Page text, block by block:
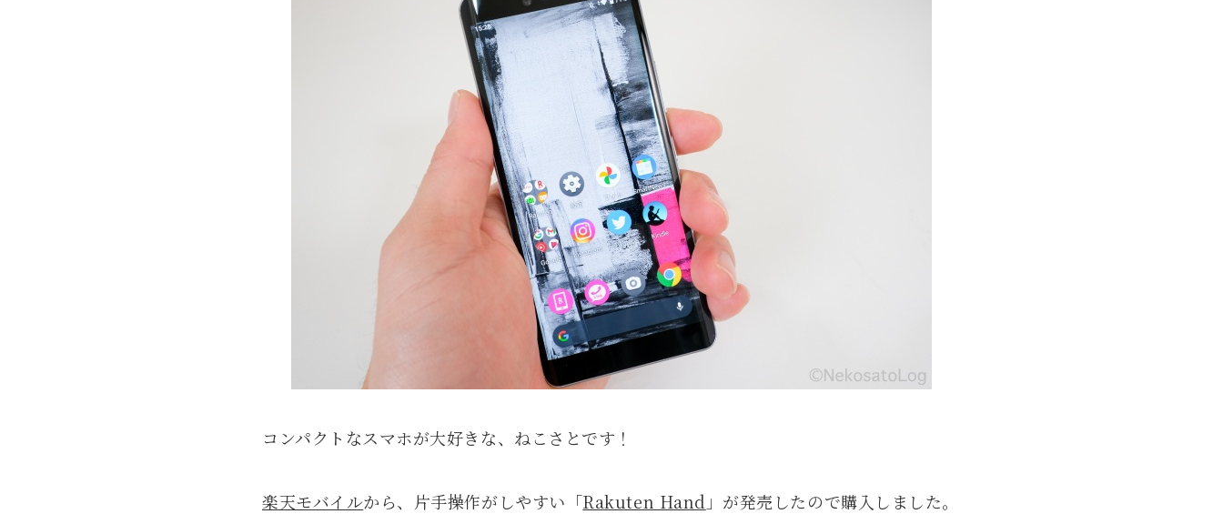
コンパクトなスマホが大好きな、ねこさとです！
楽天モバイルから、片手操作がしやすい「Rakuten Hand 」が発売したので購入しました。